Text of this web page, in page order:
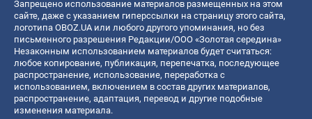
Запрещено использование материалов размещенных на этом
сайте, даже с указанием гиперссылки на страницу этого сайта,
логотипа OBOZ.UA или любого другого упоминания, но без
письменного разрешения Редакции/ООО «Золотая середина»
Незаконным использованием материалов будет считаться:
любое копирование, публикация, перепечатка, последующее
распространение, использование, переработка с
использованием, включением в состав других материалов,
распространение, адаптация, перевод и другие подобные
изменения материала.